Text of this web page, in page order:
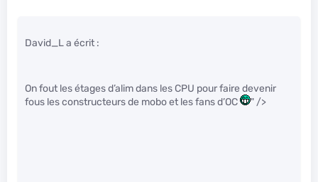
David_L a écrit :
On fout les étages d’alim dans les CPU pour faire devenir
fous les constructeurs de mobo et les fans d’OC
" />